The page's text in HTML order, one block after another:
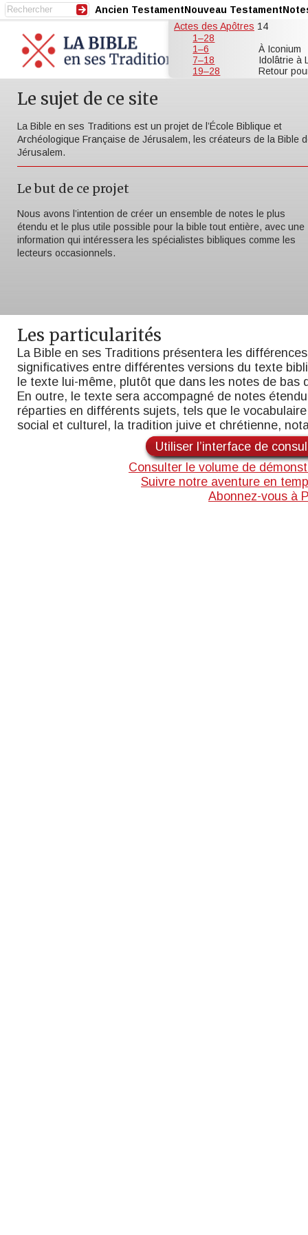
Ancien TestamentNouveau Testament
Actes des Apôtres 14
1–28
1–6
À Iconium
7–18
Idolâtrie à
19–28
Retour
Le sujet de ce site
La Bible en ses Traditions est un projet de l’École Biblique et
Archéologique Française de Jérusalem, les créateurs de la Bible
Jérusalem.
Le but de ce projet
Nous avons l’intention de créer un ensemble de notes le plus
étendu et le plus utile possible pour la bible tout entière, avec une
information qui intéressera les spécialistes bibliques comme les
lecteurs occasionnels.
Les particularités
La Bible en ses Traditions présentera les différences
significatives entre différentes versions du texte
le texte lui-même, plutôt que dans les notes de bas
En outre, le texte sera accompagné de notes
réparties en différents sujets, tels que le
social et culturel, la tradition juive et chrétienne,
Utiliser l’interface de
Consulter le volume de
Suivre notre aventure en
Abonnez-vous à